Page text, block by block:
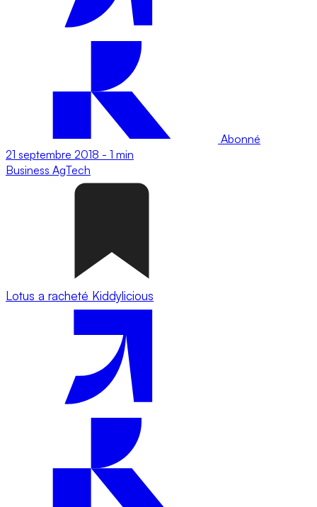
Abonné
21 septembre 2018 - 1 min
Business AgTech
Lotus a racheté Kiddylicious